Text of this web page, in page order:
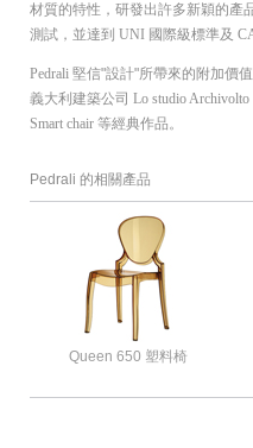
材質的特性，研發出許多新穎的產
測試，並達到 UNI國際級標準及
Pedrali堅信"設計"所帶來的附加價
義大利建築公司 Lo studio Archivolto
Smart chair等經典作品。
Pedrali 的相關產品
Queen 650 塑料椅